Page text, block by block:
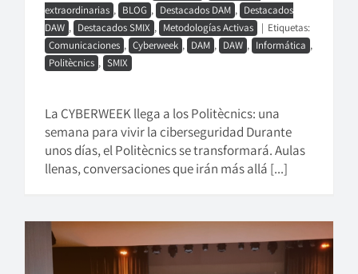
extraordinarias , BLOG , Destacados DAM , Destacados
DAW , Destacados SMIX , Metodologías Activas | Etiquetas:
Comunicaciones , Cyberweek , DAM , DAW , Informática ,
Politècnics , SMIX
La CYBERWEEK llega a los Politècnics: una
semana para vivir la ciberseguridad Durante
unos días, el Politècnics se transformará. Aulas
llenas, conversaciones que irán más allá [...]